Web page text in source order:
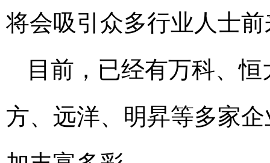
将会吸引众多行业人士
目前，已经有万科、
方、远洋、明昇等多家